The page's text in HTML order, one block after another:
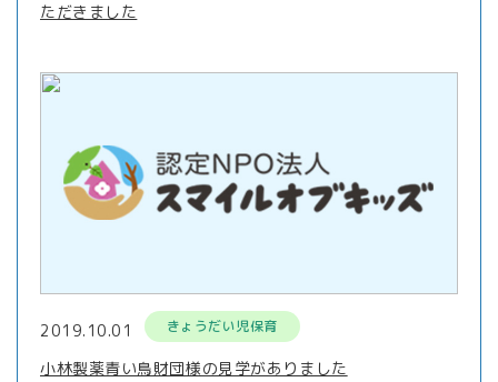
ただきました
2019.10.01 きょうだい児保育
小林製薬青い鳥財団様の見学がありました